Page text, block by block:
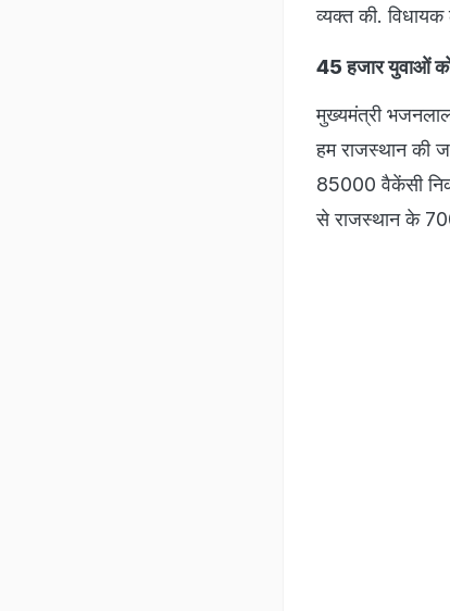
व्यक्त की. विधायक
45 हजार युवाओं
मुख्यमंत्री
हम राजस्थान की
85000 वैकेंसी
से राजस्थान के